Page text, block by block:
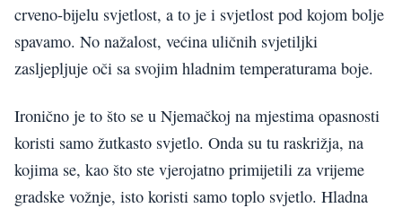
crveno-bijelu svjetlost, a to je i svjetlost pod kojom bolje
spavamo. No nažalost, većina uličnih svjetiljki
zasljepljuje oči sa svojim hladnim temperaturama boje.
Ironično je to što se u Njemačkoj na mjestima opasnosti
koristi samo žutkasto svjetlo. Onda su tu raskrižja, na
kojima se, kao što ste vjerojatno primijetili za vrijeme
gradske vožnje, isto koristi samo toplo svjetlo. Hladna